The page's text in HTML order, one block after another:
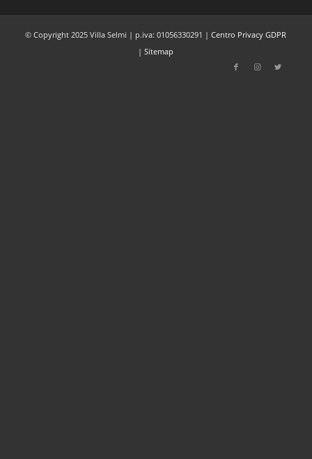
© Copyright 2025 Villa Selmi | p.iva: 01056330291 |Centro Privacy GDPR
|Sitemap